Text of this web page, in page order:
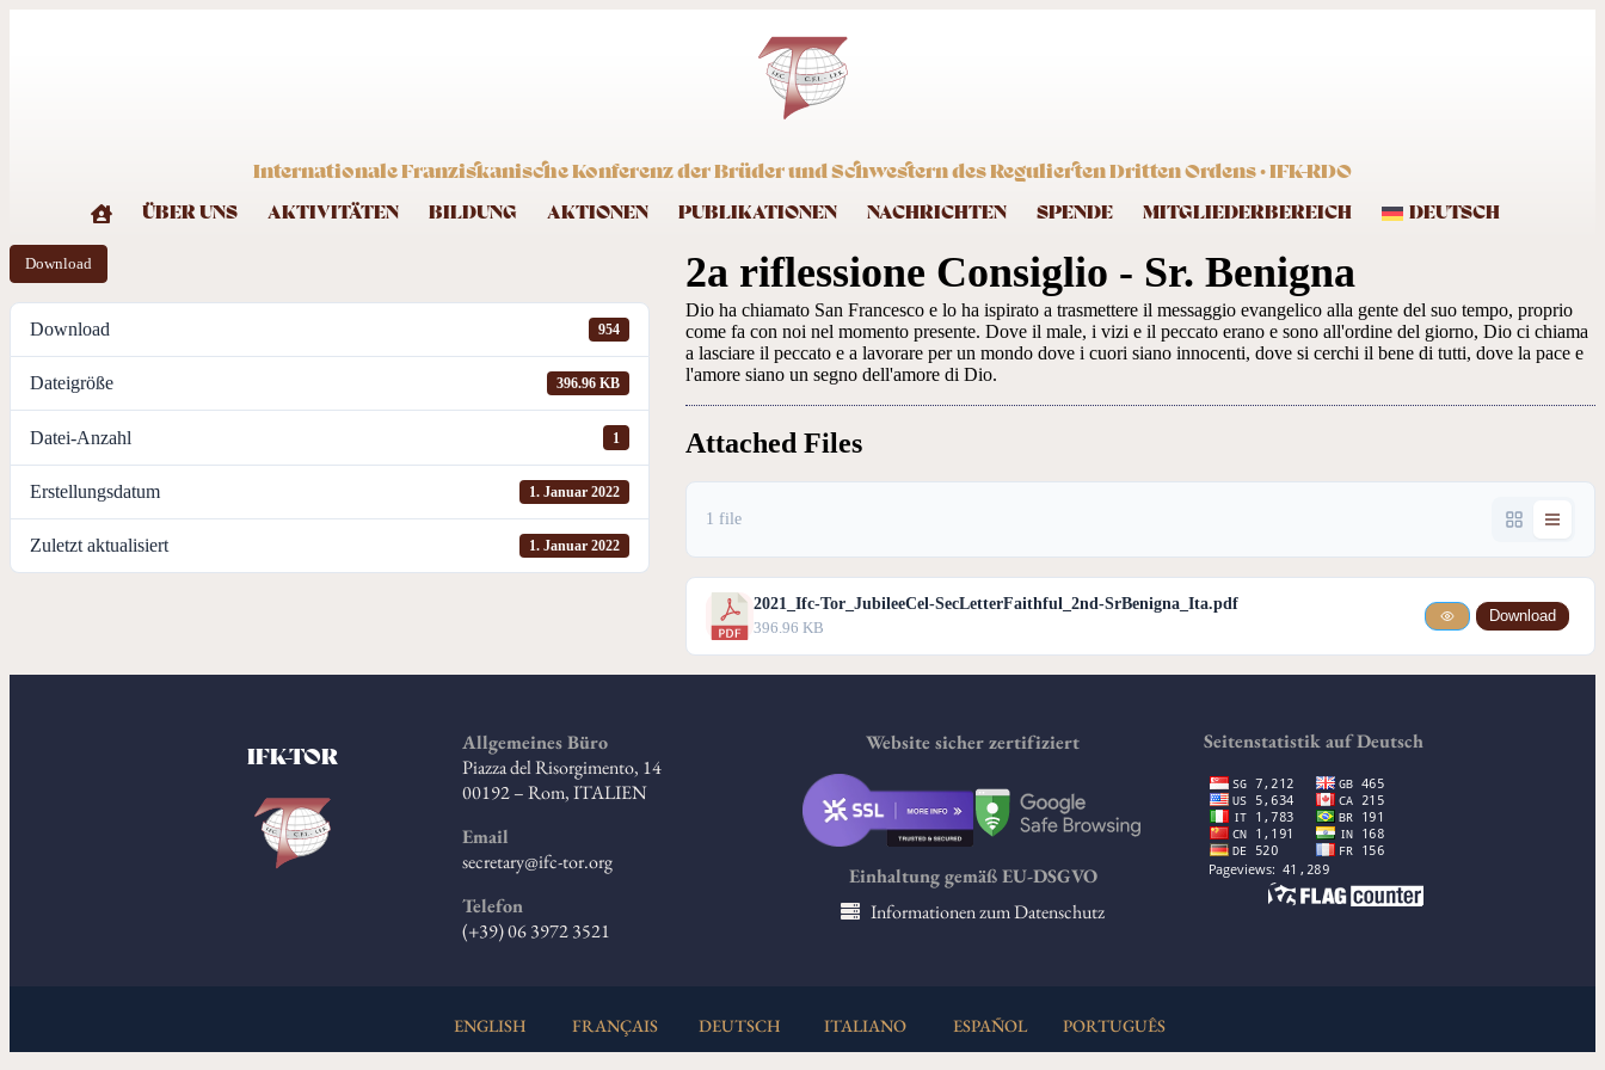
Internationale Franziskanische Konferenz der Brüder und Schwestern des Regulierten Dritten Ordens · IFK-RDO
ÜBER UNS AKTIVITÄTEN BILDUNG AKTIONEN PUBLIKATIONEN NACHRICHTEN SPENDE MITGLIEDERBEREICH DEUTSCH
Download
Download 954
Dateigröße 396.96 KB
Datei-Anzahl 1
Erstellungsdatum 1. Januar 2022
Zuletzt aktualisiert 1. Januar 2022
2a riflessione Consiglio - Sr. Benigna
Dio ha chiamato San Francesco e lo ha ispirato a trasmettere il messaggio evangelico alla gente del suo tempo, proprio
come fa con noi nel momento presente. Dove il male, i vizi e il peccato erano e sono all'ordine del giorno, Dio ci chiama
a lasciare il peccato e a lavorare per un mondo dove i cuori siano innocenti, dove si cerchi il bene di tutti, dove la pace e
l'amore siano un segno dell'amore di Dio.
Attached Files
1 file
2021_Ifc-Tor_JubileeCel-SecLetterFaithful_2nd-SrBenigna_Ita.pdf
396.96 KB
Download
IFK-TOR
Allgemeines Büro
Piazza del Risorgimento, 14
00192 – Rom, ITALIEN
Email
secretary@ifc-tor.org
Telefon
(+39) 06 3972 3521
Website sicher zertifiziert
Einhaltung gemäß EU-DSGVO
Informationen zum Datenschutz
Seitenstatistik auf Deutsch
ENGLISH FRANÇAIS DEUTSCH ITALIANO ESPAÑOL PORTUGUÊS